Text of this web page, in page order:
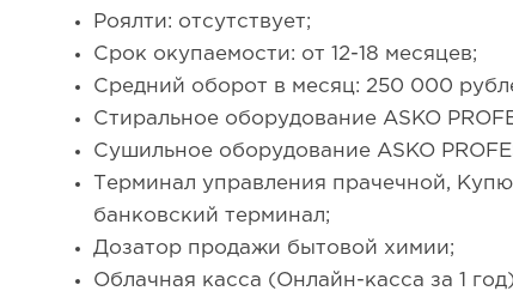
Роялти: отсутствует;
Срок окупаемости: от 12-18 месяцев;
Средний оборот в месяц: 250 000
Стиральное оборудование ASKO
Сушильное оборудование ASKO
Терминал управления прачечной,
банковский терминал;
Дозатор продажи бытовой химии;
Облачная касса (Онлайн-касса за 1